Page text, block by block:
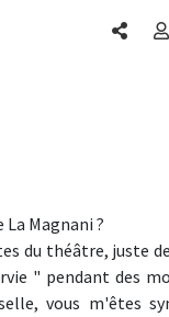
Partager
Magnani ?
du théâtre, juste
" pendant des
vous m'êtes